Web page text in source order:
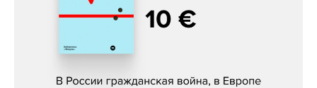
Константин Зарубин, «Наше сердце